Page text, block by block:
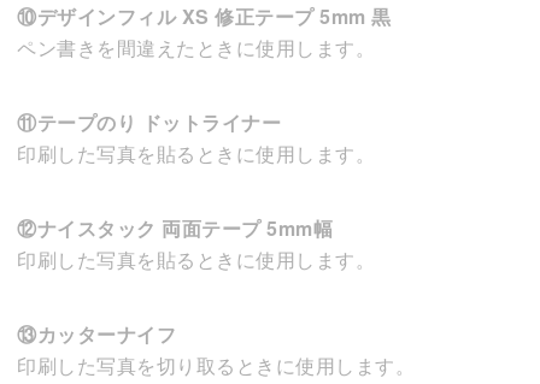
⑩デザインフィル XS 修正テープ 5mm 黒
ペン書きを間違えたときに使用します。
⑪テープのり ドットライナー
印刷した写真を貼るときに使用します。
⑫ナイスタック 両面テープ 5mm幅
印刷した写真を貼るときに使用します。
⑬カッターナイフ
印刷した写真を切り取るときに使用します。